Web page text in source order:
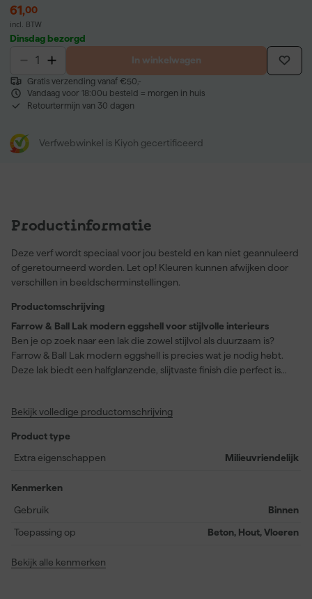
61,00
incl. BTW
Dinsdag bezorgd
In winkelwagen
Gratis verzending vanaf €50,-
Vandaag voor 18:00u besteld = morgen in huis
Retourtermijn van 30 dagen
Verfwebwinkel is Kiyoh gecertificeerd
Productinformatie
Deze verf wordt speciaal voor jou besteld en kan niet geannuleerd
of geretourneerd worden. Let op! Kleuren kunnen afwijken door
verschillen in beeldscherminstellingen.
Productomschrijving
Farrow & Ball Lak modern eggshell voor stijlvolle interieurs
Ben je op zoek naar een lak die zowel stijlvol als duurzaam is?
Farrow & Ball Lak modern eggshell is precies wat je nodig hebt.
Deze lak biedt een halfglanzende, slijtvaste finish die perfect is
de elegante kleur 'String', een aardachtige crèmekleur met een
leverancier. Elke liter van deze lak behandelt ongeveer 12
vierkante meter en is stofdroog na slechts twee uur. Je kunt het al
beste resultaat en geniet van de milieuvriendelijke
Modern Eggshell is niet alleen afwasbaar en afneembaar, maar
het brengt ook een vleugje verfijning naar elk interieur.
Bekijk volledige productomschrijving
Product type
Extra eigenschappen
Milieuvriendelijk
Kenmerken
Gebruik
Binnen
Toepassing op Beton, Hout, Vloeren
Bekijk alle kenmerken